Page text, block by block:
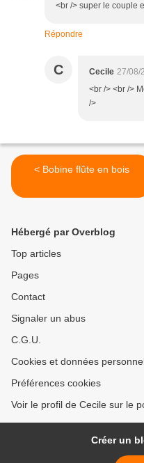
<br /> super le couple
Répondre
C Cecile 27/08/
<br /> <br />
/>
< Bobine flûte en bois
Hébergé par Overblog
Top articles
Pages
Contact
Signaler un abus
C.G.U.
Cookies et données
Préférences cookies
Voir le profil de Cecile sur le
Créer un